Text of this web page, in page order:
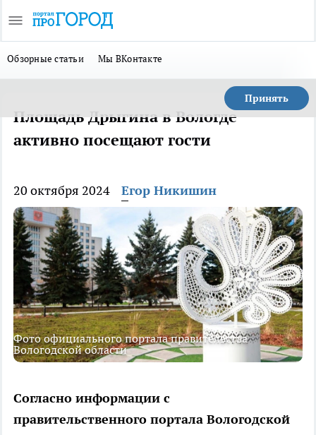
Обзорные статьи Мы ВКонтакте
Принять
Площадь Дрыгина в Вологде
активно посещают гости
20 октября 2024 Егор Никишин
Фото официального портала правительства
Вологодской области
Согласно информации с
правительственного портала Вологодской